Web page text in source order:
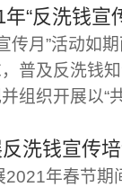
“反洗钱宣
传月”活动如
普及反洗钱
组织开展以“
洗钱宣传
年春节期